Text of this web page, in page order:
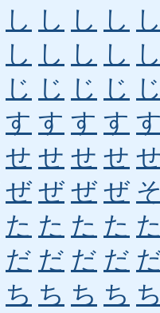
し し し し
し し し し
じ じ じ じ
す す す す
せ せ せ せ
ぜ ぜ ぜ ぜ
た た た た
だ だ だ だ
ち ち ち ち